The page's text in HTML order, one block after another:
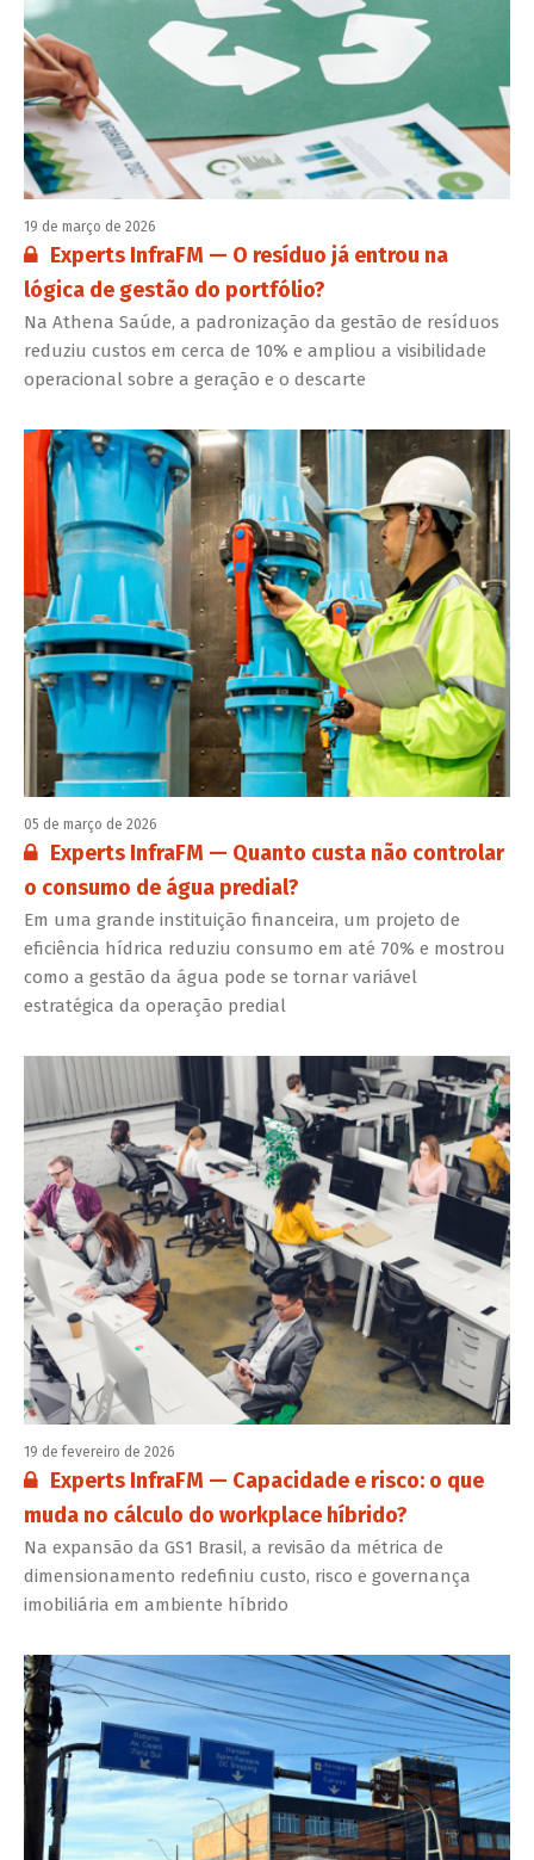
19 de março de 2026
Conteúdo restrito:
Experts InfraFM — O resíduo já entrou na
lógica de gestão do portfólio?
Na Athena Saúde, a padronização da gestão de resíduos
reduziu custos em cerca de 10% e ampliou a visibilidade
operacional sobre a geração e o descarte
05 de março de 2026
Conteúdo restrito:
Experts InfraFM — Quanto custa não controlar
o consumo de água predial?
Em uma grande instituição financeira, um projeto de
eficiência hídrica reduziu consumo em até 70% e mostrou
como a gestão da água pode se tornar variável
estratégica da operação predial
19 de fevereiro de 2026
Conteúdo restrito:
Experts InfraFM — Capacidade e risco: o que
muda no cálculo do workplace híbrido?
Na expansão da GS1 Brasil, a revisão da métrica de
dimensionamento redefiniu custo, risco e governança
imobiliária em ambiente híbrido